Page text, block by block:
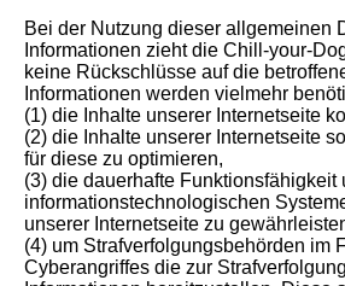
Bei der Nutzung dieser allgemeinen
Informationen zieht die Chill-your-
keine Rückschlüsse auf die
Informationen werden vielmehr
(1) die Inhalte unserer Internetseite
(2) die Inhalte unserer Internetseite
für diese zu optimieren,
(3) die dauerhafte Funktionsfähigkeit
informationstechnologischen
unserer Internetseite zu
(4) um Strafverfolgungsbehörden im
Cyberangriffes die zur